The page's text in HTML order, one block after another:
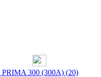
PRIMA 300 (300А) (20)